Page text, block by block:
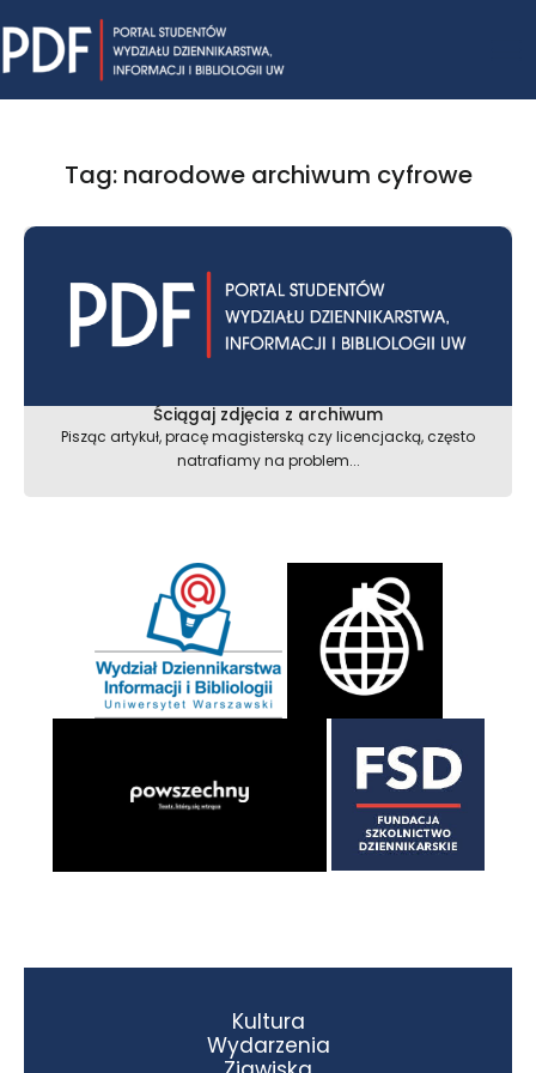
to
content
Tag: narodowe archiwum cyfrowe
Ściągaj zdjęcia z archiwum
Pisząc artykuł, pracę magisterską czy licencjacką, często
natrafiamy na problem...
Kultura
Wydarzenia